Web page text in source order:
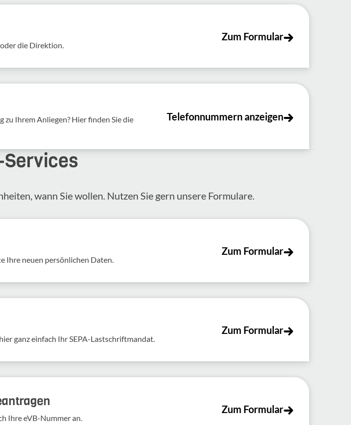
die Direk­tion.
Zum Formular
Ihrem Anliegen? Hier finden Sie die
Telefonnummern anzeigen
wann Sie wollen. Nutzen Sie gern unsere Formulare.
Ihre neuen persönlichen Daten.
Zum Formular
ganz einfach Ihr SEPA-Lastschriftmandat.
Zum Formular
Ihre eVB-​Nummer an.
Zum Formular